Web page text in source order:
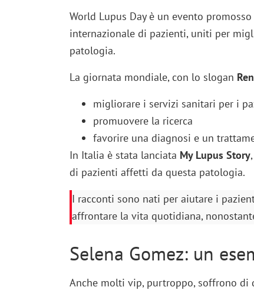
World Lupus Day è un evento
internazionale di pazienti, uniti per
patologia.
La giornata mondiale, con lo slogan
migliorare i servizi sanitari per i
promuovere la ricerca
favorire una diagnosi e un
In Italia è stata lanciata My Lupus Story
di pazienti affetti da questa patologia.
I racconti sono nati per aiutare i
affrontare la vita quotidiana,
Selena Gomez: un
Anche molti vip, purtroppo, soffrono di